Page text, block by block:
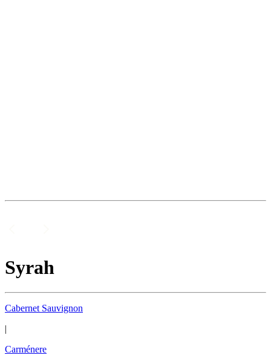
Syrah
Cabernet Sauvignon
|
Carménere